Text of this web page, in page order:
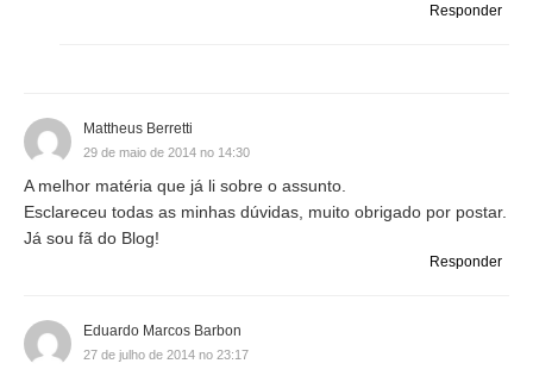
Responder
Mattheus Berretti
29 de maio de 2014 no 14:30
A melhor matéria que já li sobre o assunto.
Esclareceu todas as minhas dúvidas, muito obrigado por postar.
Já sou fã do Blog!
Responder
Eduardo Marcos Barbon
27 de julho de 2014 no 23:17